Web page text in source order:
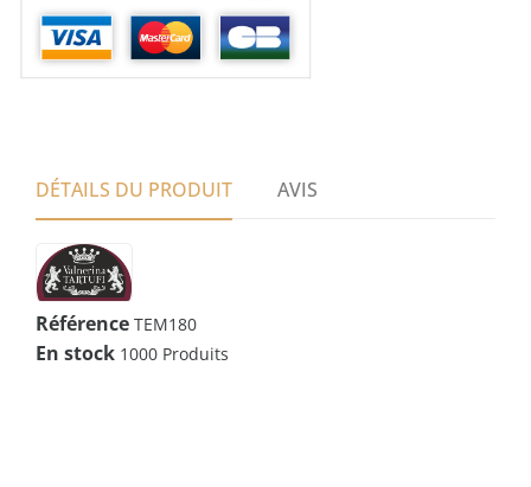
DÉTAILS DU PRODUIT AVIS
Référence TEM180
En stock 1000 Produits